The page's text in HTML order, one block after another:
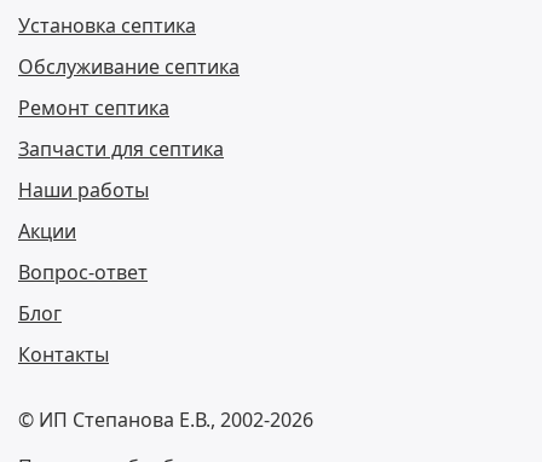
Установка септика
Обслуживание септика
Ремонт септика
Запчасти для септика
Наши работы
Акции
Вопрос-ответ
Блог
Контакты
© ИП Степанова Е.В., 2002-2026